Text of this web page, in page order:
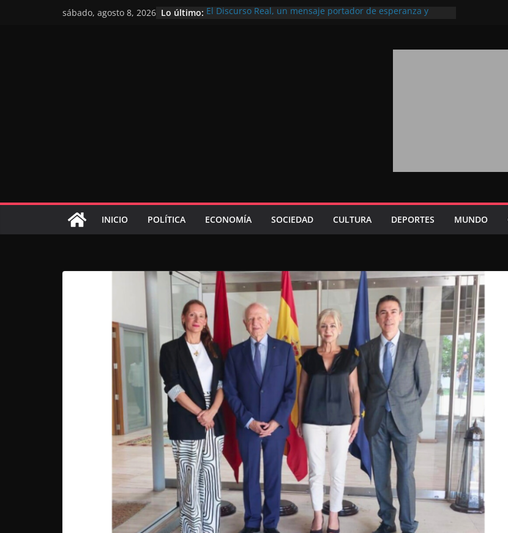
sábado, agosto 8, 2026 Lo último: El Discurso Real, un mensaje portador de esperanza y
Extranjero: al servicio de los grandes proyectos de
INICIO POLÍTICA ECONOMÍA SOCIEDAD CULTURA DEPORTES MUNDO